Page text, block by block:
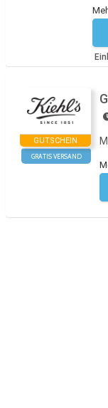
GUTSCHEIN
GRATIS VERSAND